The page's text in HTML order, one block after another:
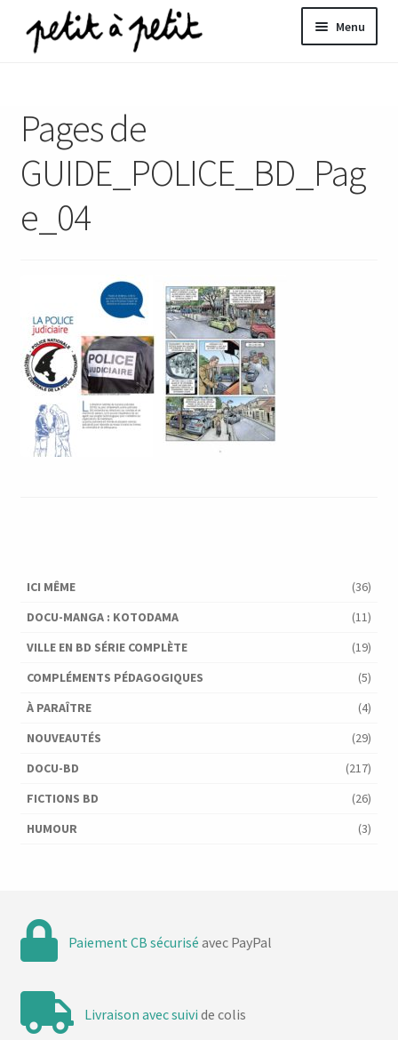
Aller
à
Aller
au
Menu
Pages de
GUIDE_POLICE_BD_Pag
e_04
ICI MÊME
(36)
DOCU-MANGA : KOTODAMA
(11)
VILLE EN BD SÉRIE COMPLÈTE
(19)
COMPLÉMENTS PÉDAGOGIQUES
(5)
À PARAÎTRE
(4)
NOUVEAUTÉS
(29)
DOCU-BD
(217)
FICTIONS BD
(26)
HUMOUR
(3)
Paiement CB sécurisé avec PayPal
Livraison avec suivi de colis